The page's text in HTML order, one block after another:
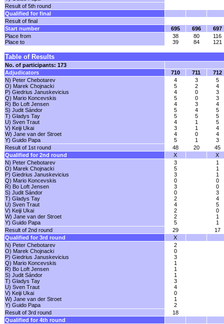
Result of 5th round
Qualified for final
Result of final
Start number
695 696
697
Place from
Place to
38
39
80
84
116
121
Table of Results
No. of participants: 173
Adjudicators
710 711
712
N) Peter Chebotarev
O) Marek Chojnacki
P) Giedrius Januskevicius
Q) Mario Koncevskis
R) Bo Loft Jensen
S) Judit Sándor
T) Gladys Tay
U) Sven Traut
V) Keiji Ukai
W) Jane van der Stroet
Y) Guido Papa
4
5
4
5
4
5
5
4
3
4
5
3
2
0
0
3
4
5
1
1
0
1
5
4
3
3
4
5
5
5
4
4
3
Result of 1st round
48 20
45
Qualified for 2nd round
X
X
N) Peter Chebotarev
O) Marek Chojnacki
P) Giedrius Januskevicius
Q) Mario Koncevskis
R) Bo Loft Jensen
S) Judit Sándor
T) Gladys Tay
U) Sven Traut
V) Keiji Ukai
W) Jane van der Stroet
Y) Guido Papa
3
5
3
0
3
0
2
4
2
2
5
1
1
1
0
0
3
4
5
0
1
1
Result of 2nd round
29
17
Qualified for 3rd round
X
N) Peter Chebotarev
O) Marek Chojnacki
P) Giedrius Januskevicius
Q) Mario Koncevskis
R) Bo Loft Jensen
S) Judit Sándor
T) Gladys Tay
U) Sven Traut
V) Keiji Ukai
W) Jane van der Stroet
Y) Guido Papa
2
0
3
1
1
1
3
4
0
1
2
Result of 3rd round
18
Qualified for 4th round